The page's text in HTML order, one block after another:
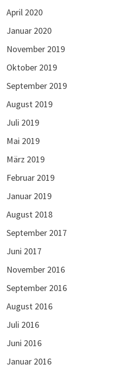
April 2020
Januar 2020
November 2019
Oktober 2019
September 2019
August 2019
Juli 2019
Mai 2019
März 2019
Februar 2019
Januar 2019
August 2018
September 2017
Juni 2017
November 2016
September 2016
August 2016
Juli 2016
Juni 2016
Januar 2016